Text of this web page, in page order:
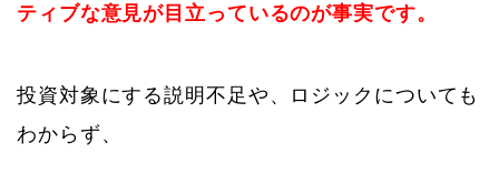
ティブな意見が目立っているのが事実です。
投資対象にする説明不足や、ロジックについても
わからず、